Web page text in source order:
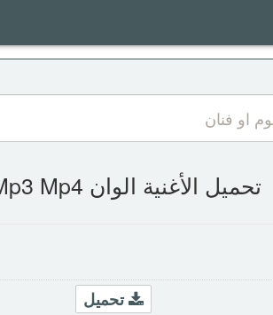
تحميل الأغنية الوان Mp3 Mp4 سمعها
تحميل